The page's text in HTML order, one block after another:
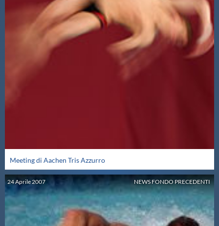
Meeting di Aachen Tris Azzurro
NEWS FONDO PRECEDENTI
24Aprile2007